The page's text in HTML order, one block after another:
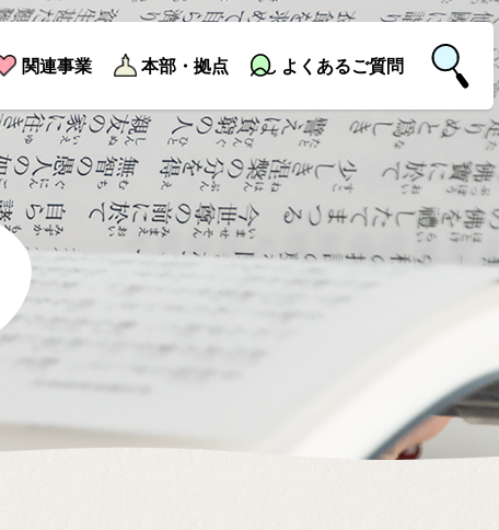
関連事業 本部・拠点 よくあるご質問